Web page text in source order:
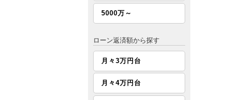
5000万～
ローン返済額から探す
月々3万円台
月々4万円台